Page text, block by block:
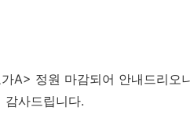
A> 정원 마감되어 안내드리오
감사드립니다.